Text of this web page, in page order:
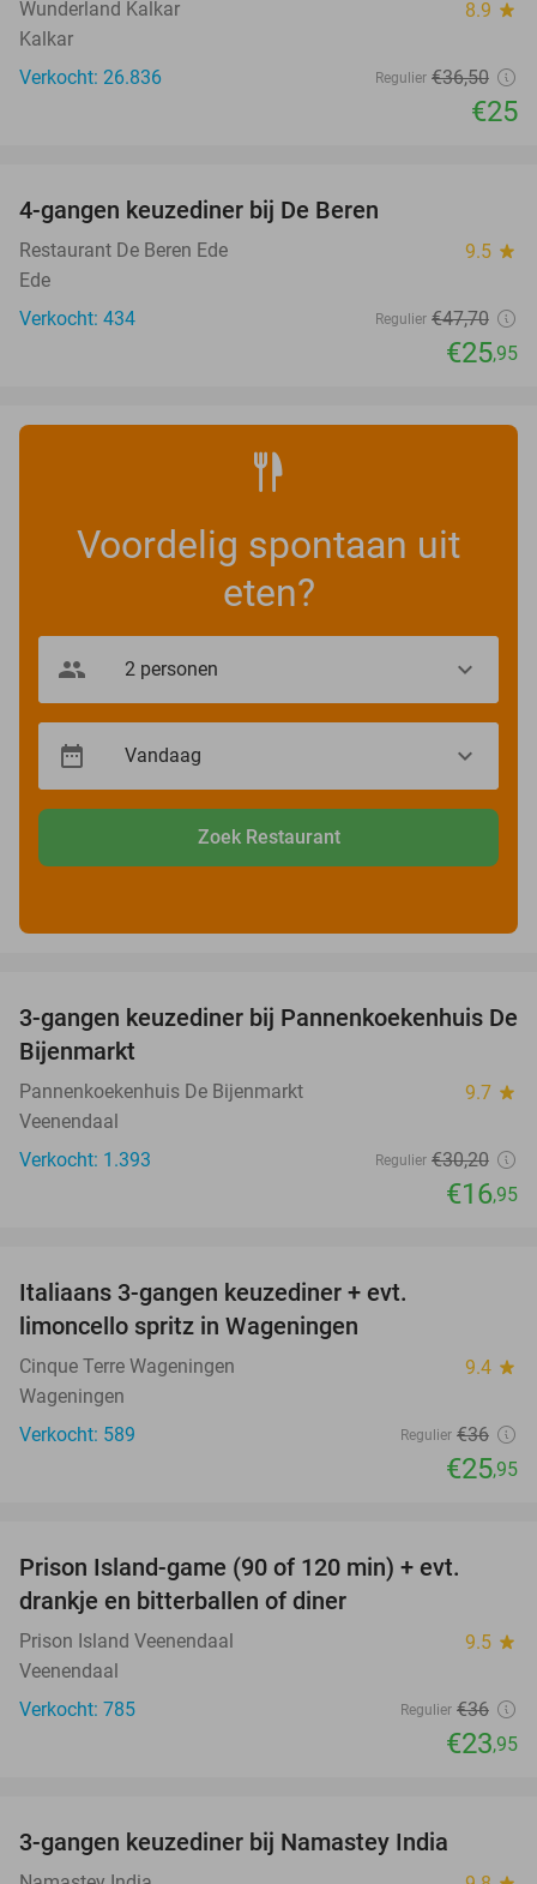
Wunderland Kalkar 8.9 star
Kalkar
Verkocht: 26.836
Regulier €36,50
€25
4-gangen keuzediner bij De Beren
Restaurant De Beren Ede 9.5 star
Ede
Verkocht: 434
Regulier €47,70
€25,95
Voordelig spontaan uit
eten?
Zoek Restaurant
44%
3-gangen keuzediner bij Pannenkoekenhuis De
Bijenmarkt
Pannenkoekenhuis De Bijenmarkt 9.7 star
Veenendaal
Verkocht: 1.393
Regulier €30,20
€16,95
Italiaans 3-gangen keuzediner + evt.
limoncello spritz in Wageningen
Cinque Terre Wageningen 9.4 star
Wageningen
Verkocht: 589
Regulier €36
€25,95
Prison Island-game (90 of 120 min) + evt.
drankje en bitterballen of diner
Prison Island Veenendaal 9.5 star
Veenendaal
Verkocht: 785
Regulier €36
€23,95
3-gangen keuzediner bij Namastey India